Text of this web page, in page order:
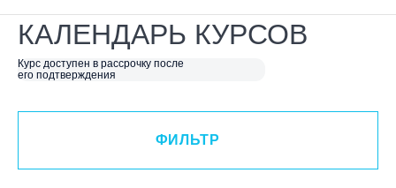
КАЛЕНДАРЬ КУРСОВ
Курс доступен в рассрочку после
его подтверждения
ВИД СПОРТА
Я ХОЧУ
КАТЕГОРИЯ
ФИЛЬТР